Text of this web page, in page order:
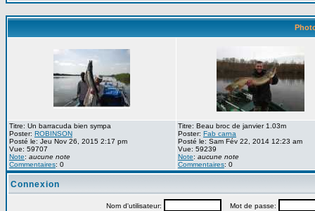
Titre: Un barracuda bien sympa
Poster: ROBINSON
Posté le: Jeu Nov 26, 2015 2:17 pm
Vue: 59707
Note: aucune note
Commentaires: 0
Titre: Beau broc de janvier 1.03m
Poster: Fab carna
Posté le: Sam Fév 22, 2014 12:23 am
Vue: 59239
Note: aucune note
Commentaires: 0
Connexion
Nom d'utilisateur: Mot de passe: